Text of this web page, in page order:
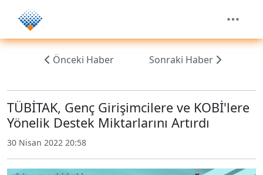
Önceki Haber Sonraki Haber
TÜBİTAK, Genç Girişimcilere ve KOBİ'lere
Yönelik Destek Miktarlarını Artırdı
30 Nisan 2022 20:58